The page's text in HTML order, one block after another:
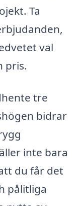
Ta
val
pris.
tre
bidrar
inte bara
du får det
pålitliga